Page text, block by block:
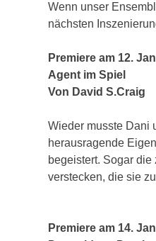
Wenn unser
nächsten
Premiere am 12.
Agent im Spiel
Von David S.Craig
Wieder musste Dani
herausragende
begeistert. Sogar
verstecken, die sie
Premiere am 14.